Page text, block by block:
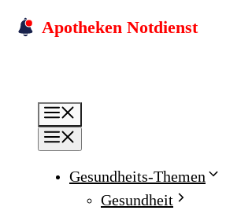
Skip
Apotheken Notdienst
Gesundheits-Themen
Gesundheit